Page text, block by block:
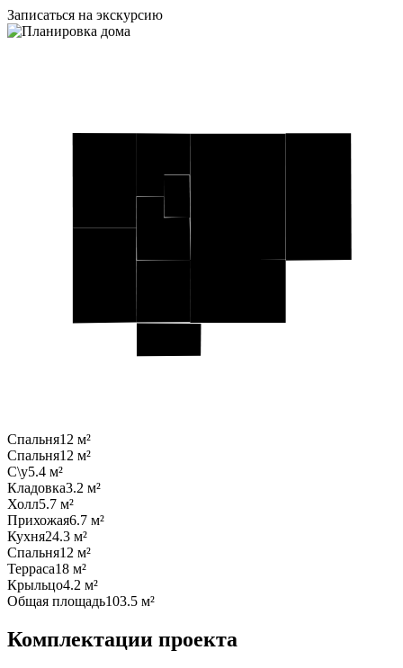
Записаться на экскурсию
Спальня12 м²
Спальня12 м²
С\у5.4 м²
Кладовка3.2 м²
Холл5.7 м²
Прихожая6.7 м²
Кухня24.3 м²
Спальня12 м²
Терраса18 м²
Крыльцо4.2 м²
Общая площадь103.5 м²
Комплектации проекта